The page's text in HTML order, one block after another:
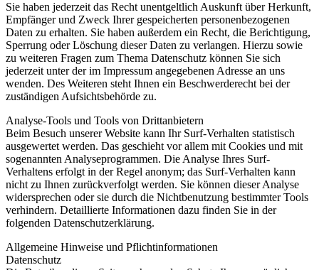
Sie haben jederzeit das Recht unentgeltlich Auskunft über Herkunft,
Empfänger und Zweck Ihrer gespeicherten personenbezogenen
Daten zu erhalten. Sie haben außerdem ein Recht, die Berichtigung,
Sperrung oder Löschung dieser Daten zu verlangen. Hierzu sowie
zu weiteren Fragen zum Thema Datenschutz können Sie sich
jederzeit unter der im Impressum angegebenen Adresse an uns
wenden. Des Weiteren steht Ihnen ein Beschwerderecht bei der
zuständigen Aufsichtsbehörde zu.
Analyse-Tools und Tools von Drittanbietern
Beim Besuch unserer Website kann Ihr Surf-Verhalten statistisch
ausgewertet werden. Das geschieht vor allem mit Cookies und mit
sogenannten Analyseprogrammen. Die Analyse Ihres Surf-
Verhaltens erfolgt in der Regel anonym; das Surf-Verhalten kann
nicht zu Ihnen zurückverfolgt werden. Sie können dieser Analyse
widersprechen oder sie durch die Nichtbenutzung bestimmter Tools
verhindern. Detaillierte Informationen dazu finden Sie in der
folgenden Datenschutzerklärung.
Allgemeine Hinweise und Pflichtinformationen
Datenschutz